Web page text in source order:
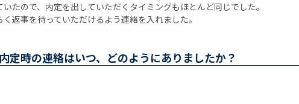
たので、内定を出していただくタイミングもほとんど同じでした。
返事を待っていただけるよう連絡を入れました。
時の連絡はいつ、どのようにありましたか？